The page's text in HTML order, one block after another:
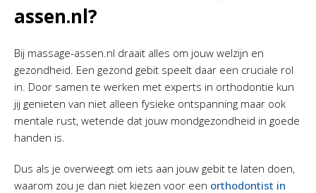
assen.nl?
Bij massage-assen.nl draait alles om jouw welzijn en
gezondheid. Een gezond gebit speelt daar een cruciale rol
in. Door samen te werken met experts in orthodontie kun
jij genieten van niet alleen fysieke ontspanning maar ook
mentale rust, wetende dat jouw mondgezondheid in goede
handen is.
Dus als je overweegt om iets aan jouw gebit te laten doen,
waarom zou je dan niet kiezen voor een orthodontist in